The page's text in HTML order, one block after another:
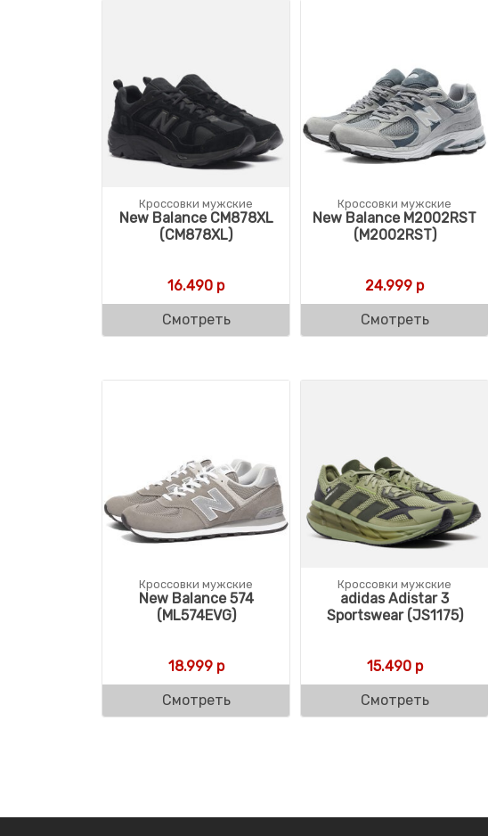
Кроссовки мужские
New Balance CM878XL
(CM878XL)
16.490 р
Смотреть
Кроссовки мужские
New Balance M2002RST
(M2002RST)
24.999 р
Смотреть
Кроссовки мужские
New Balance 574
(ML574EVG)
18.999р
Смотреть
Кроссовки мужские
adidas Adistar 3
Sportswear (JS1175)
15.490р
Смотреть